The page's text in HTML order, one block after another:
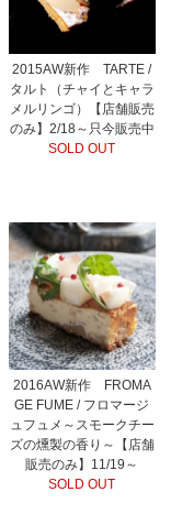
2015AW新作 TARTE /
タルト（チャイとキャラ
メルリンゴ）【店舗販売
のみ】2/18～只今販売中
SOLD OUT
2016AW新作 FROMA
GE FUME / フロマージ
ュフュメ～スモークチー
ズの燻製の香り～【店舗
販売のみ】11/19～
SOLD OUT